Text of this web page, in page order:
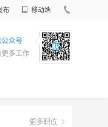
布 移动端
众号
更多工作
更多职位